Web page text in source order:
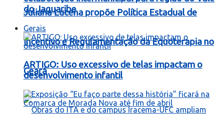
Juliana Lucena propõe Política Estadual de
Incentivo e Regulamentação da Equoterapia no
Ceará
do Jaguaribe
Gerais
ARTIGO: Uso excessivo de telas impactam o
desenvolvimento infantil